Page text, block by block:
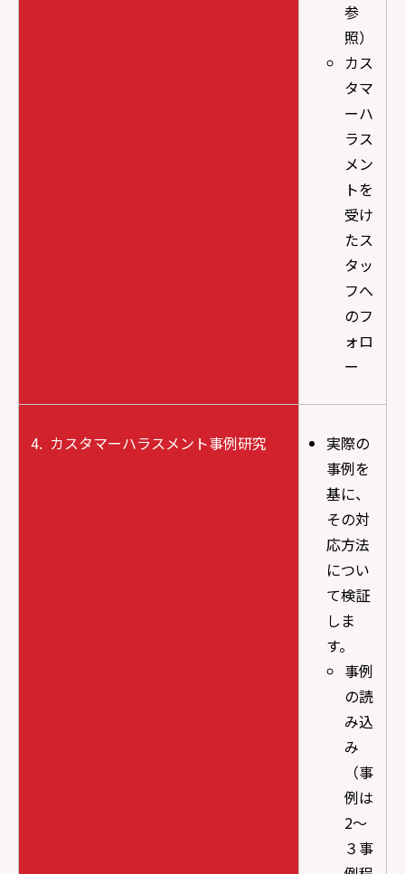
参
照）
カス
タマ
ーハ
ラス
メン
トを
受け
たス
タッ
フへ
のフ
ォロ
ー
カスタマーハラスメント事例研究
実際の
事例を
基に、
その対
応方法
につい
て検証
しま
す。
事例
の読
み込
み
（事
例は
2～
３事